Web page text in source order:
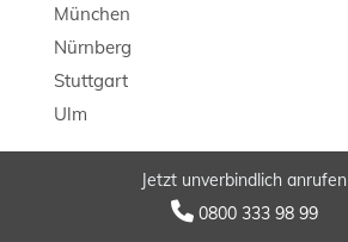
Jetzt unverbindlich anrufen
0800 333 98 99
München
Nürnberg
Stuttgart
Ulm
© 2026 LB Detektei